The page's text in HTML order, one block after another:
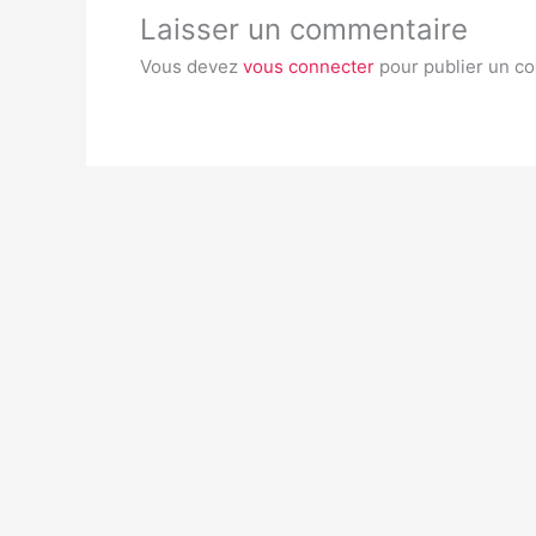
Laisser un commentaire
Vous devez vous connecter pour publier un